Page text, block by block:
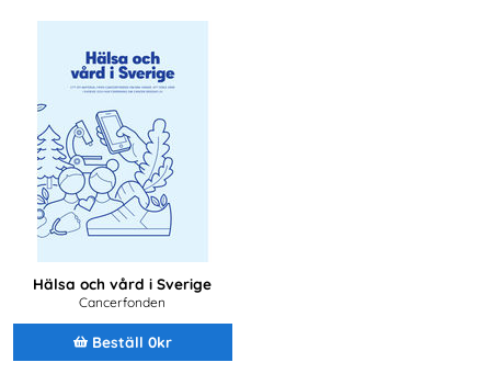
Hälsa och vård i Sverige
Cancerfonden
Beställ 0kr